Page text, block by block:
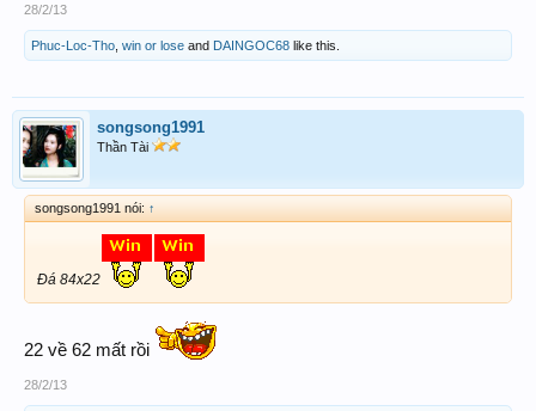
28/2/13
Phuc-Loc-Tho win or lose and DAINGOC68 like this.
songsong1991
Thần Tài
songsong1991 nói: ↑
Đá 84x22
22 về 62 mất rồi
28/2/13